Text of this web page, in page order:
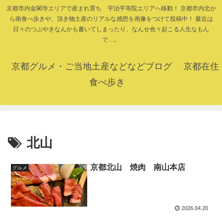
京都市内金閣寺エリアで産まれ育ち 宇治平等院エリアへ移動！ 京都市内北か
ら南食べ歩きや、頂き物土産のリアルな感想を画像をつけて投稿中！ 最近は
日々のつぶやきなんかも書いてしまったり、なんせ色々起こる人生なもん
で…。
京都グルメ・ご当地土産などなどブログ 京都在住
食べ歩き
北山
グルメ 京都北山 焼肉 南山本店
2026.04.20